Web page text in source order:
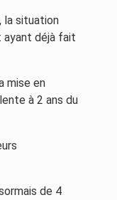
la situation
ayant déjà fait
mise en
à 2 ans du
de 4